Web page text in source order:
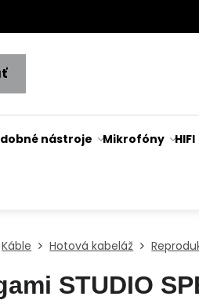
nástroje Mikrofóny HIFI
Káble Hotová kabeláž
STUDIO